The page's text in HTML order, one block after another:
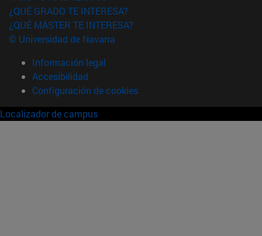
¿QUÉ GRADO TE INTERESA?
¿QUÉ MÁSTER TE INTERESA?
© Universidad de Navarra
Información legal
Accesibilidad
Configuración de cookies
Localizador de campus